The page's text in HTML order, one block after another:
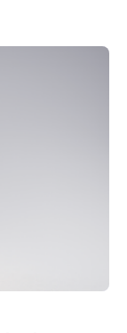
zur
und
die
Capture (DAC)
zu heben“.